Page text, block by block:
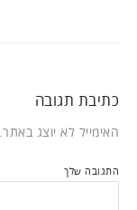
כתיבת תגובה
האימייל לא יוצג באתר.
התגובה שלך